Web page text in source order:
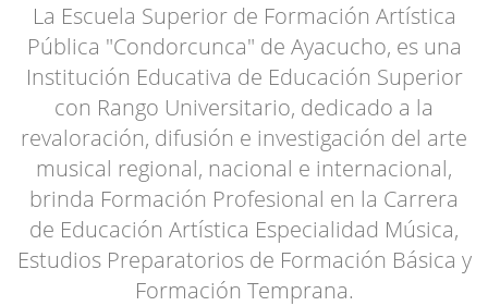
La Escuela Superior de Formación Artística
Pública "Condorcunca" de Ayacucho, es una
Institución Educativa de Educación Superior
con Rango Universitario, dedicado a la
revaloración, difusión e investigación del arte
musical regional, nacional e internacional,
brinda Formación Profesional en la Carrera
de Educación Artística Especialidad Música,
Estudios Preparatorios de Formación Básica y
Formación Temprana.